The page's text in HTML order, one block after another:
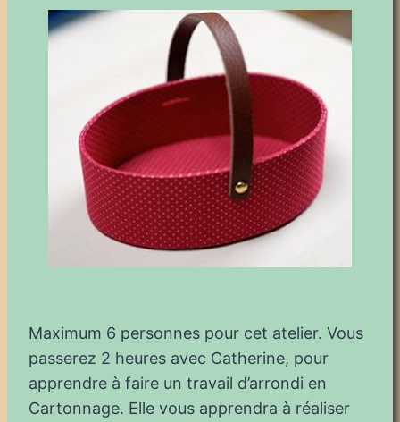
Maximum 6 personnes pour cet atelier. Vous
passerez 2 heures avec Catherine, pour
apprendre à faire un travail d’arrondi en
Cartonnage. Elle vous apprendra à réaliser